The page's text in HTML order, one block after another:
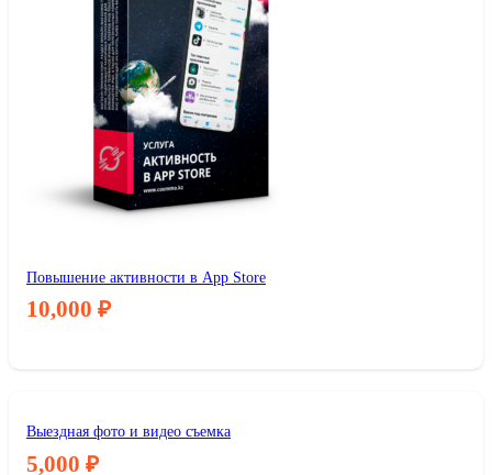
Повышение активности в App Store
10,000 ₽
Выездная фото и видео съемка
5,000 ₽